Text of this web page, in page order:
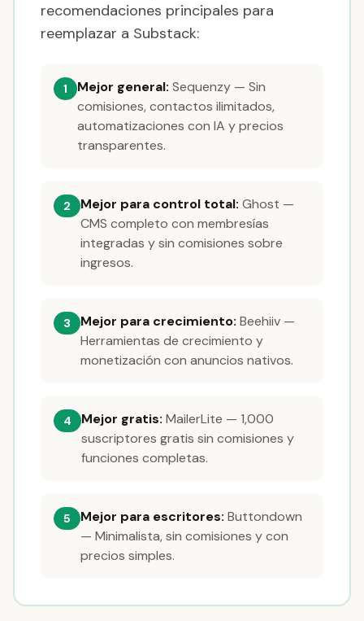
recomendaciones principales para
reemplazar a Substack:
1 Mejor general: Sequenzy — Sin
comisiones, contactos ilimitados,
automatizaciones con IA y precios
transparentes.
2 Mejor para control total: Ghost —
CMS completo con membresías
integradas y sin comisiones sobre
ingresos.
3 Mejor para crecimiento: Beehiiv —
Herramientas de crecimiento y
monetización con anuncios nativos.
4 Mejor gratis: MailerLite — 1,000
suscriptores gratis sin comisiones y
funciones completas.
5 Mejor para escritores: Buttondown
— Minimalista, sin comisiones y con
precios simples.